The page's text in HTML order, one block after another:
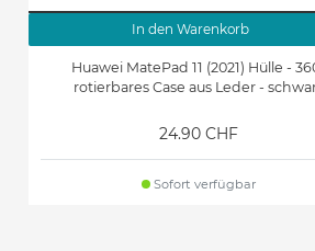
In den Warenkorb
Huawei MatePad 11 (2021) Hülle -
rotierbares Case aus Leder -
24.90 CHF
Sofort verfügbar